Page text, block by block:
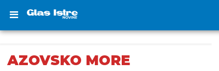
AZOVSKO MORE